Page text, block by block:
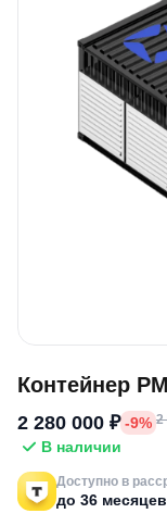
Контейнер
2 280 000 ₽ -9% 2
В наличии
Доступно в
до 36 месяцев